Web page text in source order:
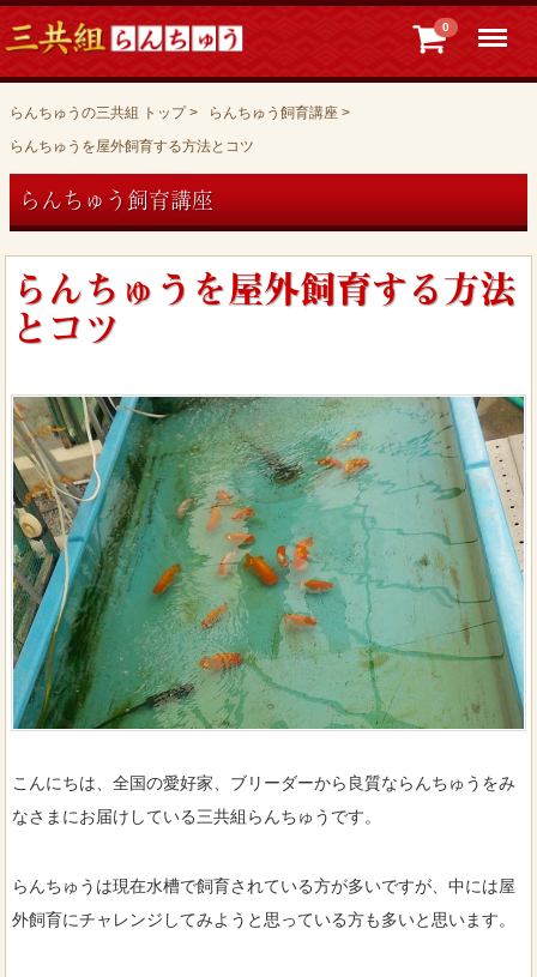
0 Menu
らんちゅうの三共組 トップ
らんちゅう飼育講座
らんちゅうを屋外飼育する方法とコツ
らんちゅう飼育講座
らんちゅうを屋外飼育する方法
とコツ
こんにちは、全国の愛好家、ブリーダーから良質ならんちゅうをみ
なさまにお届けしている三共組らんちゅうです。
らんちゅうは現在水槽で飼育されている方が多いですが、中には屋
外飼育にチャレンジしてみようと思っている方も多いと思います。